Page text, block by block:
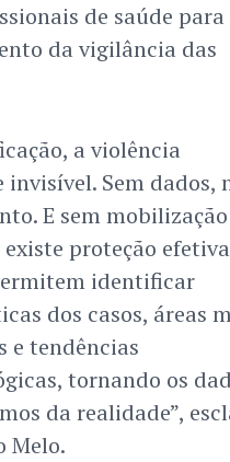
de saúde para
da vigilância das
a violência
invisível. Sem dados,
E sem mobilização
proteção
identificar
dos casos, áreas
e tendências
tornando os
da realidade”,
Melo.